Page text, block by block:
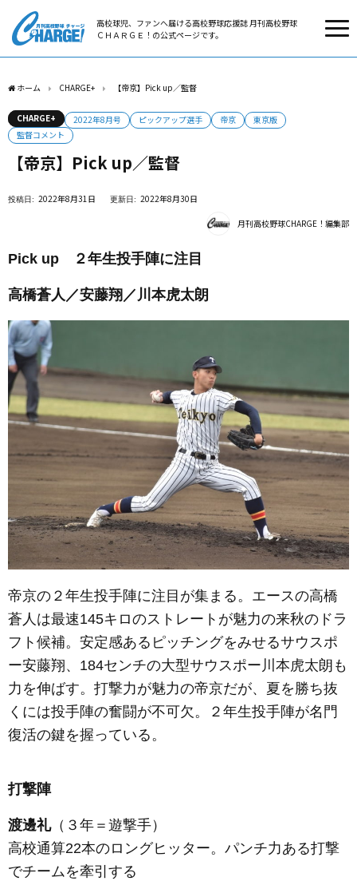
高校球児、ファンへ届ける高校野球応援誌 月刊高校野球
ＣＨＡＲＧＥ！の公式ページです。
ホーム CHARGE+ 【帝京】Pick up／監督
CHARGE+ 2022年8月号 ピックアップ選手 帝京
東京版
監督コメント
【帝京】Pick up／監督
2022年8月31日 2022年8月30日
月刊高校野球CHARGE！編集部
Pick up ２年生投手陣に注目
高橋蒼人／安藤翔／川本虎太朗
帝京の２年生投手陣に注目が集まる。エースの高橋
蒼人は最速145キロのストレートが魅力の来秋のドラ
フト候補。安定感あるピッチングをみせるサウスポ
ー安藤翔、184センチの大型サウスポー川本虎太朗も
力を伸ばす。打撃力が魅力の帝京だが、夏を勝ち抜
くには投手陣の奮闘が不可欠。２年生投手陣が名門
復活の鍵を握っている。
打撃陣
渡邊礼（３年＝遊撃手）
高校通算22本のロングヒッター。パンチ力ある打撃
でチームを牽引する